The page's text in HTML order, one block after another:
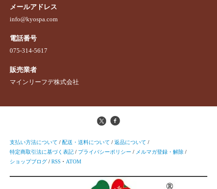
メールアドレス
info@kyospa.com
電話番号
075-314-5617
販売業者
マインリーフデ株式会社
支払い方法について / 配送・送料について / 返品について /
特定商取引法に基づく表記 / プライバシーポリシー / メルマガ登録・解除 /
ショップブログ / RSS ・ ATOM